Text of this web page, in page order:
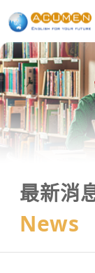
最新消
News